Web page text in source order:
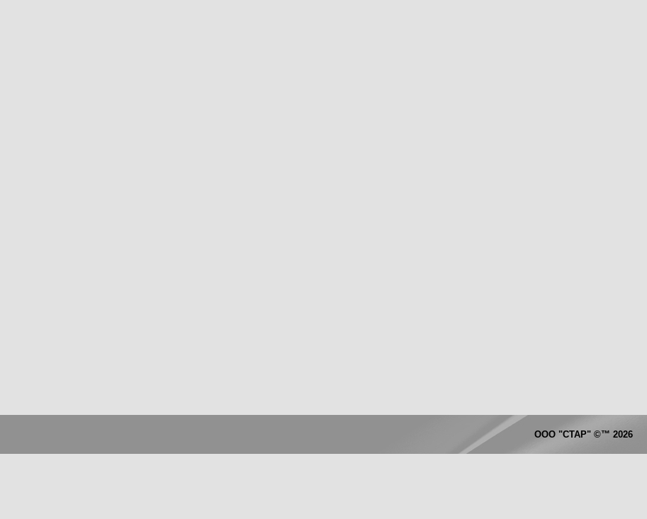
ООО "СТАР" ©™ 2026